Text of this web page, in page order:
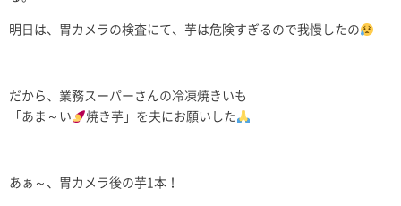
明日は、胃カメラの検査にて、芋は危険すぎるので我慢したの
だから、業務スーパーさんの冷凍焼きいも
「あま～い
焼き芋」を夫にお願いした
あぁ～、胃カメラ後の芋1本！